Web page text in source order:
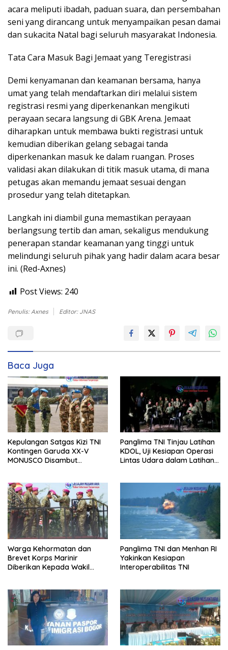
acara meliputi ibadah, paduan suara, dan persembahan
seni yang dirancang untuk menyampaikan pesan damai
dan sukacita Natal bagi seluruh masyarakat Indonesia.
Tata Cara Masuk Bagi Jemaat yang Teregistrasi
Demi kenyamanan dan keamanan bersama, hanya
umat yang telah mendaftarkan diri melalui sistem
registrasi resmi yang diperkenankan mengikuti
perayaan secara langsung di GBK Arena. Jemaat
diharapkan untuk membawa bukti registrasi untuk
kemudian diberikan gelang sebagai tanda
diperkenankan masuk ke dalam ruangan. Proses
validasi akan dilakukan di titik masuk utama, di mana
petugas akan memandu jemaat sesuai dengan
prosedur yang telah ditetapkan.
Langkah ini diambil guna memastikan perayaan
berlangsung tertib dan aman, sekaligus mendukung
penerapan standar keamanan yang tinggi untuk
melindungi seluruh pihak yang hadir dalam acara besar
ini. (Red-Axnes)
Post Views: 240
Penulis: Axnes Editor: JNAS
Baca Juga
Kepulangan Satgas Kizi TNI
Kontingen Garuda XX-V
MONUSCO Disambut
Panglima TNI Tinjau Latihan
KDOL, Uji Kesiapan Operasi
Lintas Udara dalam Latihan
Warga Kehormatan dan
Brevet Korps Marinir
Diberikan Kepada Wakil
Panglima TNI dan Menhan RI
Yakinkan Kesiapan
Interoperabilitas TNI